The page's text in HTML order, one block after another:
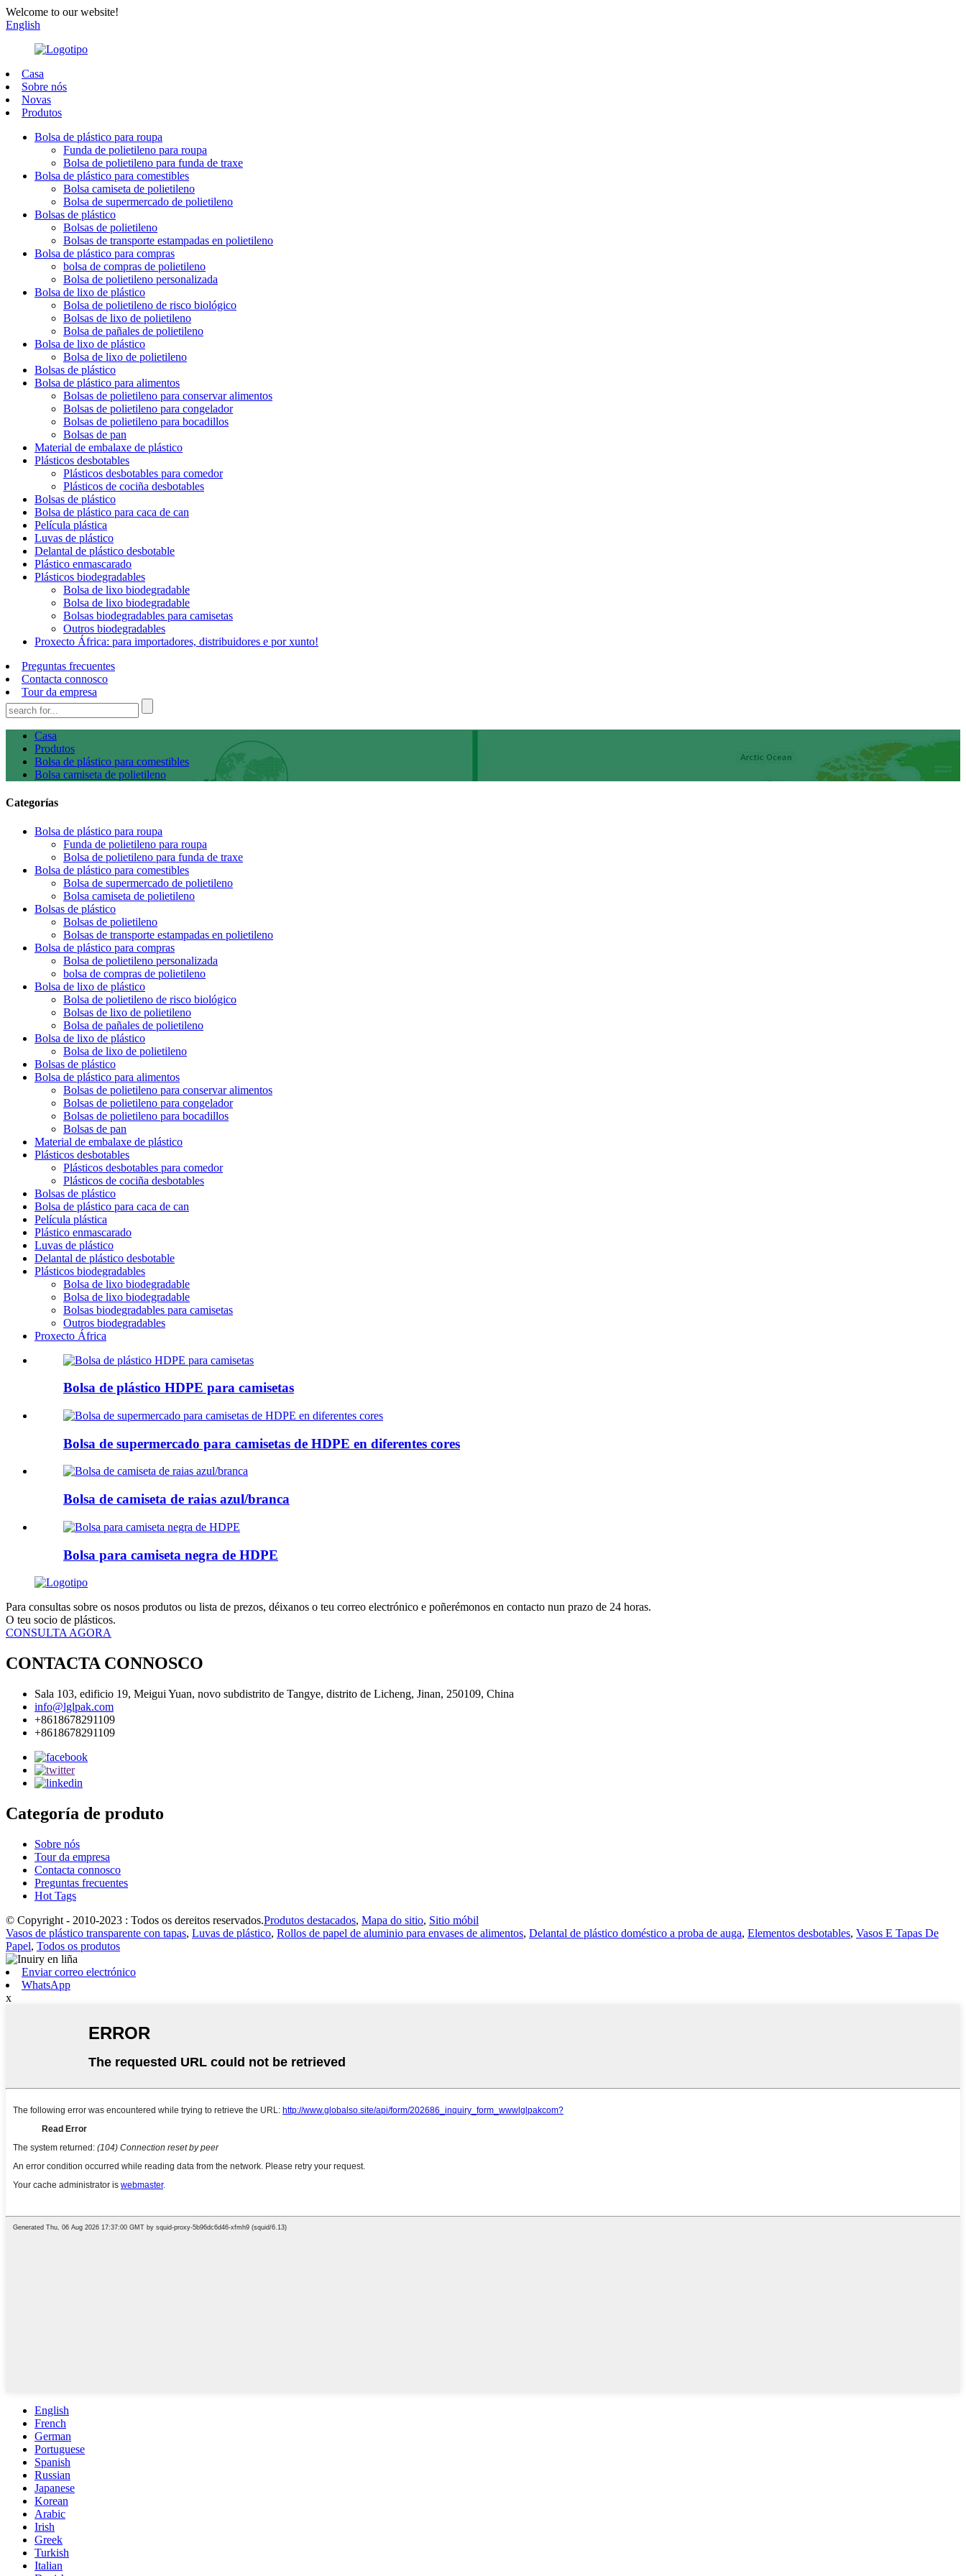
Welcome to our website!
English
Casa
Sobre nós
Novas
Produtos
Bolsa de plástico para roupa
Funda de polietileno para roupa
Bolsa de polietileno para funda de traxe
Bolsa de plástico para comestibles
Bolsa camiseta de polietileno
Bolsa de supermercado de polietileno
Bolsas de plástico
Bolsas de polietileno
Bolsas de transporte estampadas en polietileno
Bolsa de plástico para compras
bolsa de compras de polietileno
Bolsa de polietileno personalizada
Bolsa de lixo de plástico
Bolsa de polietileno de risco biológico
Bolsas de lixo de polietileno
Bolsa de pañales de polietileno
Bolsa de lixo de plástico
Bolsa de lixo de polietileno
Bolsas de plástico
Bolsa de plástico para alimentos
Bolsas de polietileno para conservar alimentos
Bolsas de polietileno para congelador
Bolsas de polietileno para bocadillos
Bolsas de pan
Material de embalaxe de plástico
Plásticos desbotables
Plásticos desbotables para comedor
Plásticos de cociña desbotables
Bolsas de plástico
Bolsa de plástico para caca de can
Película plástica
Luvas de plástico
Delantal de plástico desbotable
Plástico enmascarado
Plásticos biodegradables
Bolsa de lixo biodegradable
Bolsa de lixo biodegradable
Bolsas biodegradables para camisetas
Outros biodegradables
Proxecto África: para importadores, distribuidores e por xunto!
Preguntas frecuentes
Contacta connosco
Tour da empresa
Casa
Produtos
Bolsa de plástico para comestibles
Bolsa camiseta de polietileno
Categorías
Bolsa de plástico para roupa
Funda de polietileno para roupa
Bolsa de polietileno para funda de traxe
Bolsa de plástico para comestibles
Bolsa de supermercado de polietileno
Bolsa camiseta de polietileno
Bolsas de plástico
Bolsas de polietileno
Bolsas de transporte estampadas en polietileno
Bolsa de plástico para compras
Bolsa de polietileno personalizada
bolsa de compras de polietileno
Bolsa de lixo de plástico
Bolsa de polietileno de risco biológico
Bolsas de lixo de polietileno
Bolsa de pañales de polietileno
Bolsa de lixo de plástico
Bolsa de lixo de polietileno
Bolsas de plástico
Bolsa de plástico para alimentos
Bolsas de polietileno para conservar alimentos
Bolsas de polietileno para congelador
Bolsas de polietileno para bocadillos
Bolsas de pan
Material de embalaxe de plástico
Plásticos desbotables
Plásticos desbotables para comedor
Plásticos de cociña desbotables
Bolsas de plástico
Bolsa de plástico para caca de can
Película plástica
Plástico enmascarado
Luvas de plástico
Delantal de plástico desbotable
Plásticos biodegradables
Bolsa de lixo biodegradable
Bolsa de lixo biodegradable
Bolsas biodegradables para camisetas
Outros biodegradables
Proxecto África
Bolsa de plástico HDPE para camisetas
Bolsa de supermercado para camisetas de HDPE en diferentes cores
Bolsa de camiseta de raias azul/branca
Bolsa para camiseta negra de HDPE
Para consultas sobre os nosos produtos ou lista de prezos, déixanos o teu correo electrónico e poñerémonos en contacto nun prazo de 24 horas.
O teu socio de plásticos.
CONSULTA AGORA
CONTACTA CONNOSCO
Sala 103, edificio 19, Meigui Yuan, novo subdistrito de Tangye, distrito de Licheng, Jinan, 250109, China
info@lglpak.com
+8618678291109
+8618678291109
Categoría de produto
Sobre nós
Tour da empresa
Contacta connosco
Preguntas frecuentes
Hot Tags
© Copyright - 2010-2023 : Todos os dereitos reservados.Produtos destacados, Mapa do sitio, Sitio móbil
Vasos de plástico transparente con tapas, Luvas de plástico, Rollos de papel de aluminio para envases de alimentos, Delantal de plástico doméstico a proba de auga, Elementos desbotables, Vasos E Tapas De
Papel, Todos os produtos
Enviar correo electrónico
WhatsApp
x
English
French
German
Portuguese
Spanish
Russian
Japanese
Korean
Arabic
Irish
Greek
Turkish
Italian